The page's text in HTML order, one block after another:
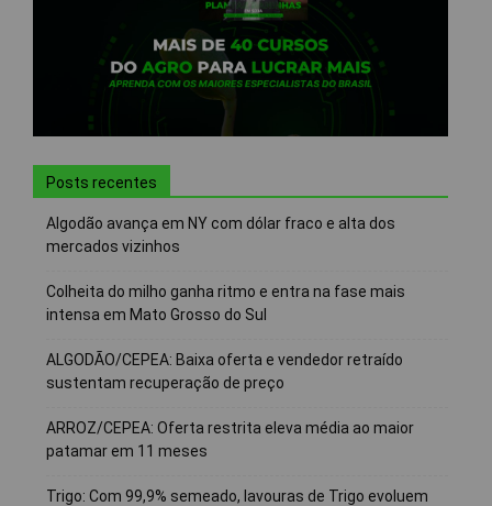
Posts recentes
Algodão avança em NY com dólar fraco e alta dos
mercados vizinhos
Colheita do milho ganha ritmo e entra na fase mais
intensa em Mato Grosso do Sul
ALGODÃO/CEPEA: Baixa oferta e vendedor retraído
sustentam recuperação de preço
ARROZ/CEPEA: Oferta restrita eleva média ao maior
patamar em 11 meses
Trigo: Com 99,9% semeado, lavouras de Trigo evoluem